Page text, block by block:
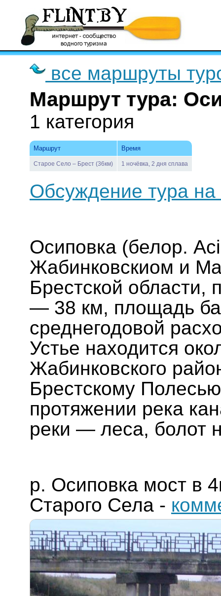
все маршруты
Маршрут тура:
1 категория
Маршрут Время
Старое Село – Брест (36км) 1 ночёвка, 2 дня сплава
Обсуждение тура
Осиповка (белор.
Жабинковскиом и
Брестской области,
— 38 км, площадь
среднегодовой
Устье находится
Жабинковского
Брестскому
протяжении река
реки — леса, болот
р. Осиповка мост в
Старого Села -